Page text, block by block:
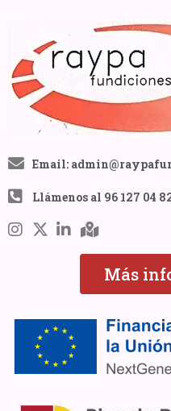
Email:
Llámenos al 96 127 04
Más